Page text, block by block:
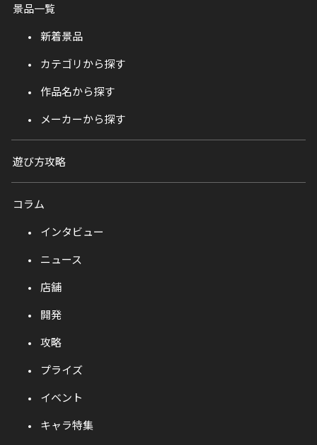
景品一覧
新着景品
カテゴリから探す
作品名から探す
メーカーから探す
遊び方攻略
コラム
インタビュー
ニュース
店舗
開発
攻略
プライズ
イベント
キャラ特集